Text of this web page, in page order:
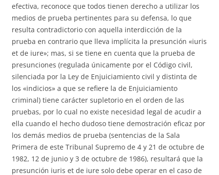
efectiva, reconoce que todos tienen derecho a utilizar los
medios de prueba pertinentes para su defensa, lo que
resulta contradictorio con aquella interdicción de la
prueba en contrario que lleva implícita la presunción «iuris
et de iure»; mas, si se tiene en cuenta que la prueba de
presunciones (regulada únicamente por el Código civil,
silenciada por la Ley de Enjuiciamiento civil y distinta de
los «indicios» a que se refiere la de Enjuiciamiento
criminal) tiene carácter supletorio en el orden de las
pruebas, por lo cual no existe necesidad legal de acudir a
ella cuando el hecho dudoso tiene demostración eficaz por
los demás medios de prueba (sentencias de la Sala
Primera de este Tribunal Supremo de 4 y 21 de octubre de
1982, 12 de junio y 3 de octubre de 1986), resultará que la
presunción iuris et de iure solo debe operar en el caso de